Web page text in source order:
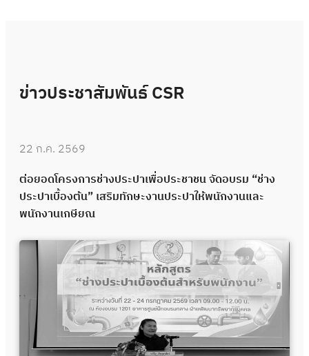
ข่าวประชาสัมพันธ์ CSR
22 ก.ค. 2569
ต่อยอดโครงการช่างประปาเพื่อประชาชน จัดอบรม “ช่าง
ประปาเบื้องต้น” เสริมทักษะงานประปาให้พนักงานและ
พนักงานเกษียณ